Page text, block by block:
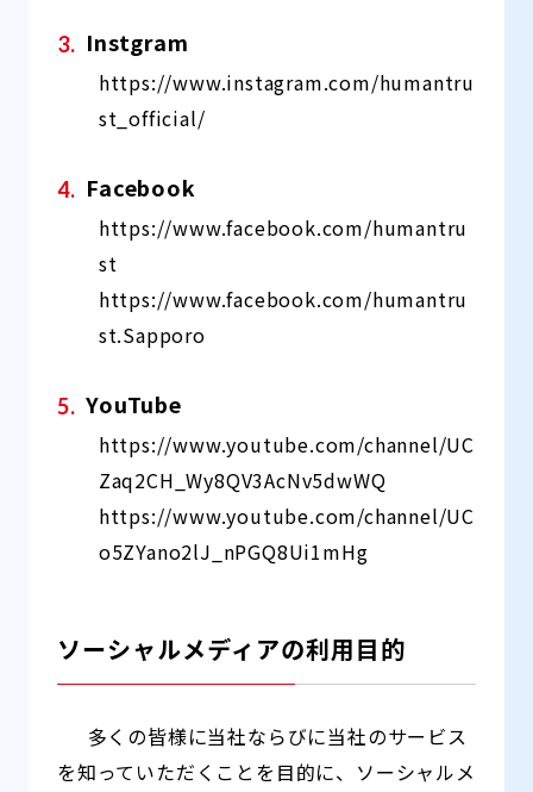
Instgram
https://www.instagram.com/humantru
st_official/
Facebook
https://www.facebook.com/humantru
st
https://www.facebook.com/humantru
st.Sapporo
YouTube
https://www.youtube.com/channel/UC
Zaq2CH_Wy8QV3AcNv5dwWQ
https://www.youtube.com/channel/UC
o5ZYano2lJ_nPGQ8Ui1mHg
ソーシャルメディアの利用目的
多くの皆様に当社ならびに当社のサービス
を知っていただくことを目的に、ソーシャルメ